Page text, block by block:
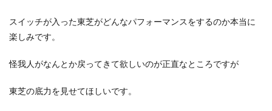
スイッチが入った東芝がどんなパフォーマンスをするのか本当に
楽しみです。
怪我人がなんとか戻ってきて欲しいのが正直なところですが
東芝の底力を見せてほしいです。